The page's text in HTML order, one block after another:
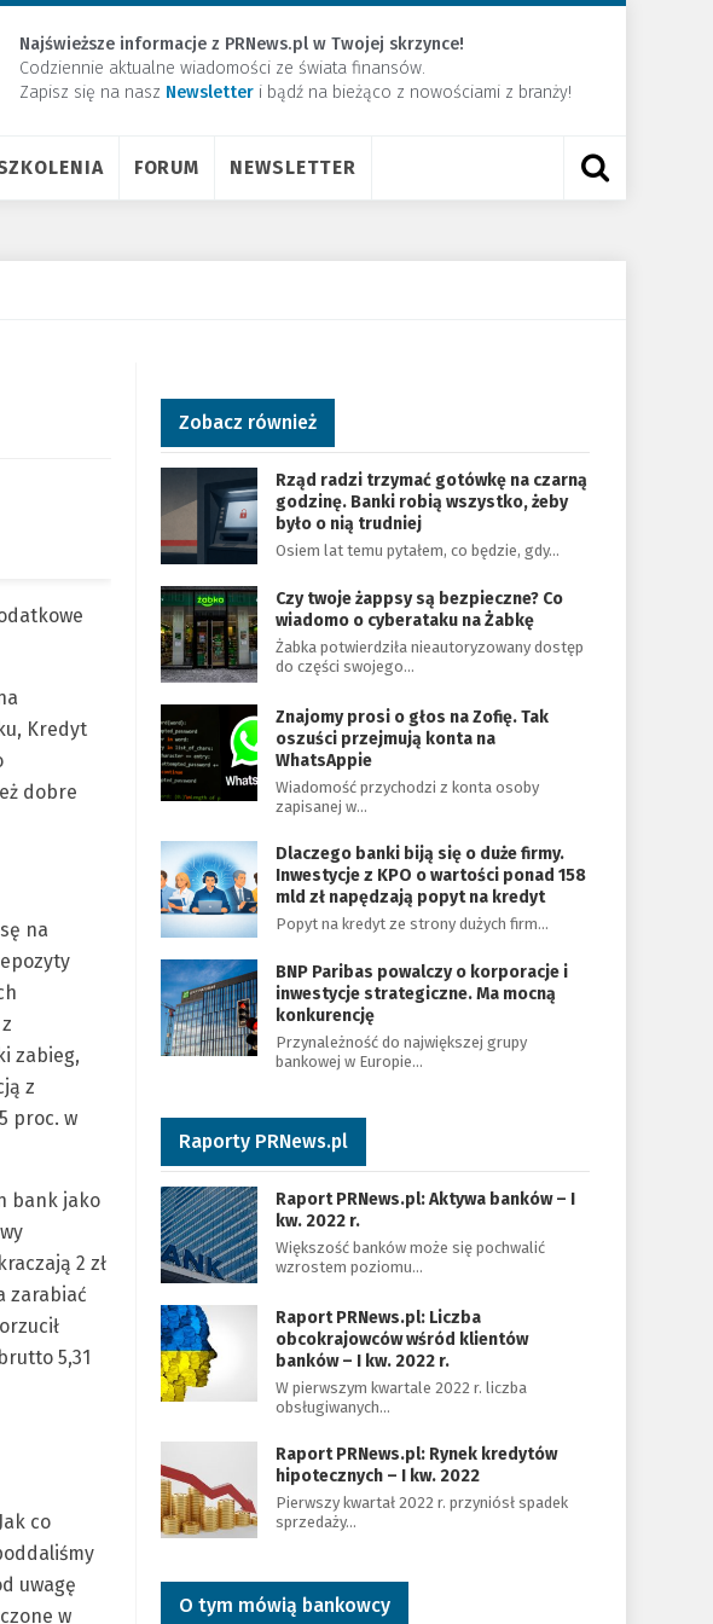
Najświeższe informacje z PRNews.pl w Twojej skrzynce!
Codziennie aktualne wiadomości ze świata finansów.
Zapisz się na nasz Newsletter ​i bądź na bieżąco z nowościami z branży!
FORUM NEWSLETTER
Kredyt
dobre
na
zabieg,
z
proc. w
bank jako
2 zł
zarabiać
5,31
co
uwagę
w
Zobacz również
Rząd radzi trzymać gotówkę na czarną
godzinę. Banki robią wszystko, żeby
było o nią trudniej
Osiem lat temu pytałem, co będzie, gdy…
Czy twoje żappsy są bezpieczne? Co
wiadomo o cyberataku na Żabkę
Żabka potwierdziła nieautoryzowany dostęp
do części swojego…
Znajomy prosi o głos na Zofię. Tak
oszuści przejmują konta na
WhatsAppie
Wiadomość przychodzi z konta osoby
zapisanej w…
Dlaczego banki biją się o duże firmy.
Inwestycje z KPO o wartości ponad 158
mld zł napędzają popyt na kredyt
Popyt na kredyt ze strony dużych firm…
BNP Paribas powalczy o korporacje i
inwestycje strategiczne. Ma mocną
konkurencję
Przynależność do największej grupy
bankowej w Europie…
Raporty PRNews.pl
Raport PRNews.pl: Aktywa banków – I
kw. 2022 r.
Większość banków może się pochwalić
wzrostem poziomu…
Raport PRNews.pl: Liczba
obcokrajowców wśród klientów
banków – I kw. 2022 r.
W pierwszym kwartale 2022 r. liczba
obsługiwanych…
Raport PRNews.pl: Rynek kredytów
hipotecznych – I kw. 2022
Pierwszy kwartał 2022 r. przyniósł spadek
sprzedaży…
O tym mówią bankowcy